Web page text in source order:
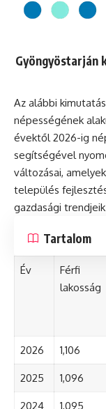
Gyöngyöstarján
Az alábbi
népességének
évektől 2026-ig
segítségével
változásai,
település
gazdasági
Tartalom
Év
Férfi
lakosság
2026 1,106
2025 1,096
2024 1,095